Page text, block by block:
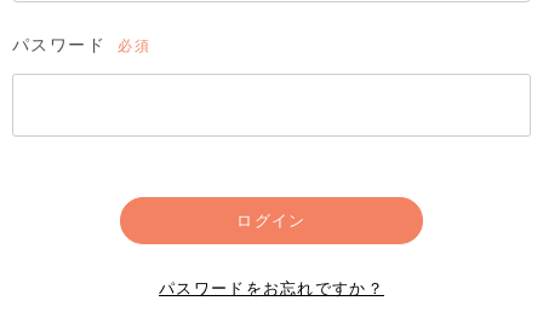
パスワード
須)
ログイン
パスワードをお忘れですか？